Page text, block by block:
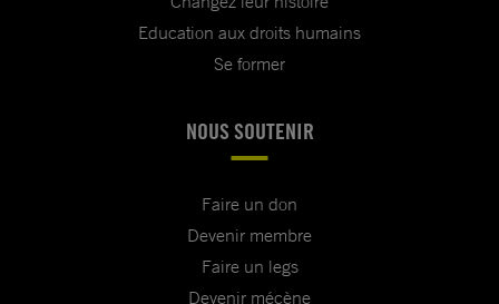
Education aux droits humains
Se former
NOUS SOUTENIR
Faire un don
Devenir membre
Faire un legs
Devenir mécène